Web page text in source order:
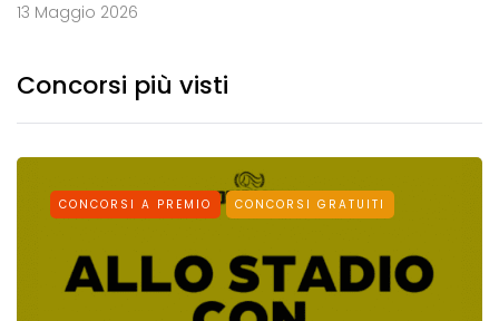
13 Maggio 2026
Concorsi più visti
CONCORSI A PREMIO CONCORSI GRATUITI